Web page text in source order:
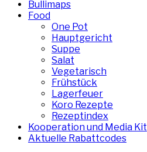
Bullimaps
Food
One Pot
Hauptgericht
Suppe
Salat
Vegetarisch
Frühstück
Lagerfeuer
Koro Rezepte
Rezeptindex
Kooperation und Media Kit
Aktuelle Rabattcodes